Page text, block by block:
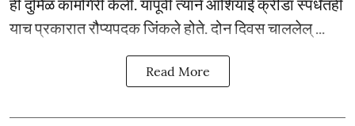
ही दुर्मिळ कामगिरी केली. यापूर्वी त्याने आशियाई क्रीडा स्पर्धेतही
याच प्रकारात रौप्यपदक जिंकले होते. दोन दिवस चाललेल् ...
Read More